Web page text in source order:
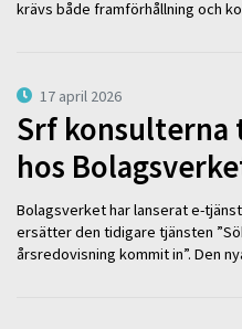
krävs både framförhållning och
17 april 2026
Srf konsulterna
hos
Bolagsverket har lanserat e-
ersätter den tidigare tjänsten
årsredovisning kommit in”. Den